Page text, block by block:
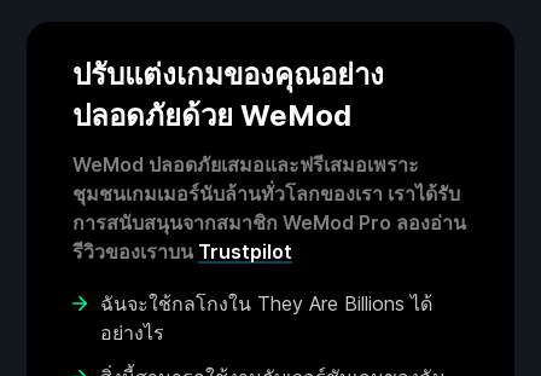
ปรับแต่งเกมของคุณอย่าง
ปลอดภัยด้วย WeMod
WeMod ปลอดภัยเสมอและฟรีเสมอเพราะ
ชุมชนเกมเมอร์นับล้านทั่วโลกของเรา เราได้รับ
การสนับสนุนจากสมาชิก WeMod Pro ลองอ่าน
รีวิวของเราบน Trustpilot
ฉันจะใช้กลโกงใน They Are Billions ได้
อย่างไร